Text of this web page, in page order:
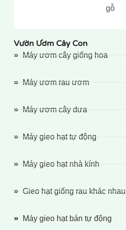
gỗ
Vườn Ươm Cây Con
Máy ươm cây giống hoa
Máy ươm rau ươm
Máy ươm cây dưa
Máy gieo hạt tự động
Máy gieo hạt nhà kính
Gieo hạt giống rau khác nhau
Máy gieo hạt bán tự động